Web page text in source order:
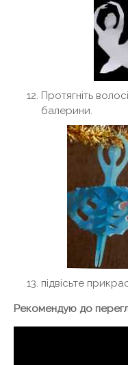
Протягніть
балерини.
підвісьте
Рекомендую до